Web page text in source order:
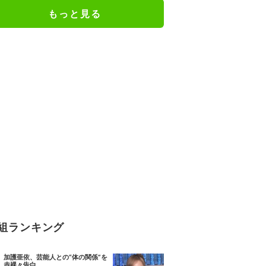
もっと見る
ランキング
加護亜依、芸能人との“体の関係”を